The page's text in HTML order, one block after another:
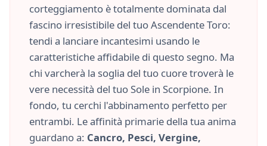
corteggiamento è totalmente dominata dal
fascino irresistibile del tuo AscendenteToro:
tendi a lanciare incantesimi usando le
caratteristicheaffidabile di questo segno. Ma
chi varcherà la soglia del tuo cuore troverà le
vere necessità del tuo Sole in Scorpione. In
fondo, tu cerchi l'abbinamento perfetto per
entrambi. Le affinità primarie della tua anima
guardano a: Cancro, Pesci, Vergine,